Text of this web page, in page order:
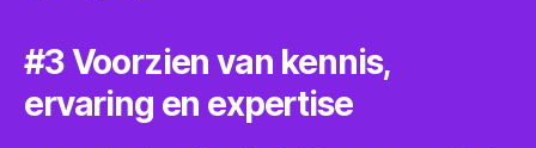
#3 Voorzien van kennis,
ervaring en expertise